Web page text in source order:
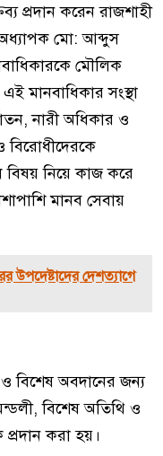
প্রদান করেন রাজশাহী
অধ্যাপক মো: আব্দুস
মৌলিক
মানবাধিকার সংস্থা
নারী অধিকার ও
বিরোধীদেরকে
বিষয় নিয়ে কাজ করে
মানব সেবায়
উপদেষ্টাদের দেশত্যাগে
বিশেষ অবদানের জন্য
বিশেষ অতিথি ও
প্রদান করা হয়।